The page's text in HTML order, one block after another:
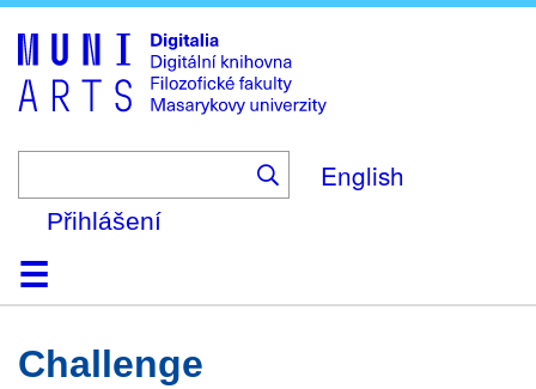
to
main
content
English
Přihlášení
DomůKolekce
Prohlížení
Vyhledávání
O platformě
Nápověda
KontaktDigitalia
Challenge